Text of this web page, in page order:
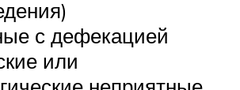
с дефекацией
или